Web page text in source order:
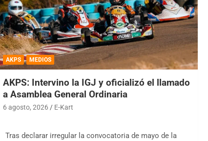
AKPS MEDIOS
AKPS: Intervino la IGJ y oficializó el llamado
a Asamblea General Ordinaria
6 agosto, 2026 E-Kart
Tras declarar irregular la convocatoria de mayo de la